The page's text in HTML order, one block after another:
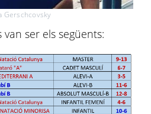
Gerschcovsky
ser els següents: